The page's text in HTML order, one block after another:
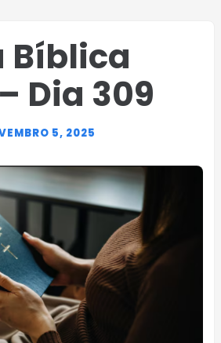
Bíblica
Dia 309
5, 2025